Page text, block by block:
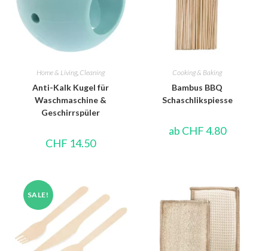
Home & Living, Cleaning
Anti-Kalk Kugel für
Waschmaschine &
Geschirrspüler
CHF 14.50
Cooking & Baking
Bambus BBQ
Schaschlikspiesse
ab CHF4.80
SALE!